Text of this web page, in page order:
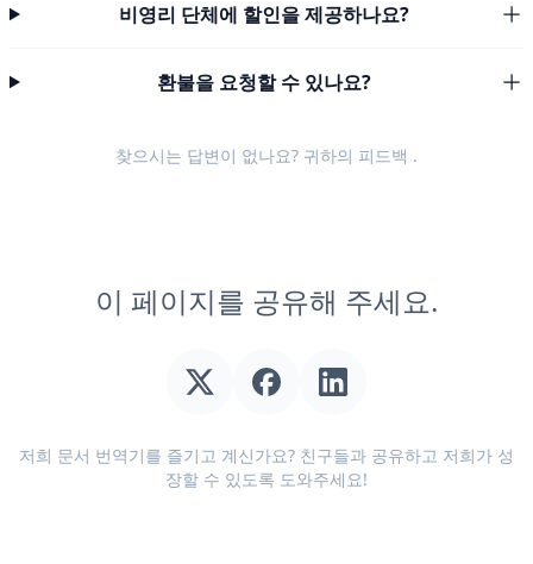
비영리 단체에 할인을 제공하나요?
환불을 요청할 수 있나요?
찾으시는 답변이 없나요? 귀하의 피드백 .
이 페이지를 공유해 주세요.
저희 문서 번역기를 즐기고 계신가요? 친구들과 공유하고 저희가 성
장할 수 있도록 도와주세요!